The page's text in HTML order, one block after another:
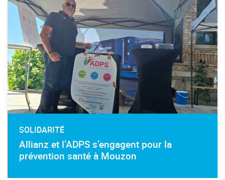
SOLIDARITÉ
Allianz et l’ADPS s’engagent pour la
prévention santé à Mouzon